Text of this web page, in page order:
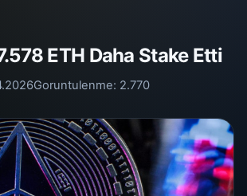
ETH Daha Stake Etti
Goruntulenme: 2.770